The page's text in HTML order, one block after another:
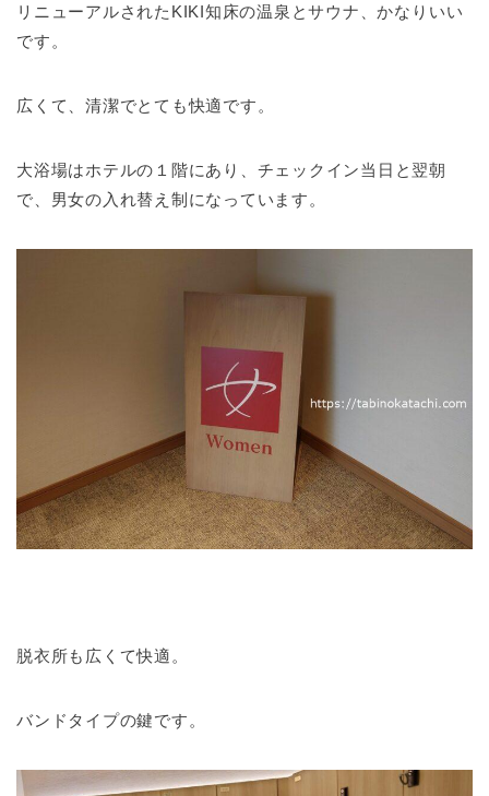
リニューアルされたKIKI知床の温泉とサウナ、かなりいい
です。
広くて、清潔でとても快適です。
大浴場はホテルの１階にあり、チェックイン当日と翌朝
で、男女の入れ替え制になっています。
脱衣所も広くて快適。
バンドタイプの鍵です。